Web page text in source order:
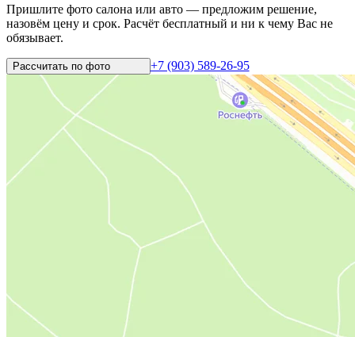
Пришлите фото салона или авто — предложим решение,
назовём цену и срок. Расчёт бесплатный и ни к чему Вас не
обязывает.
Рассчитать по фото +7 (903) 589-26-95